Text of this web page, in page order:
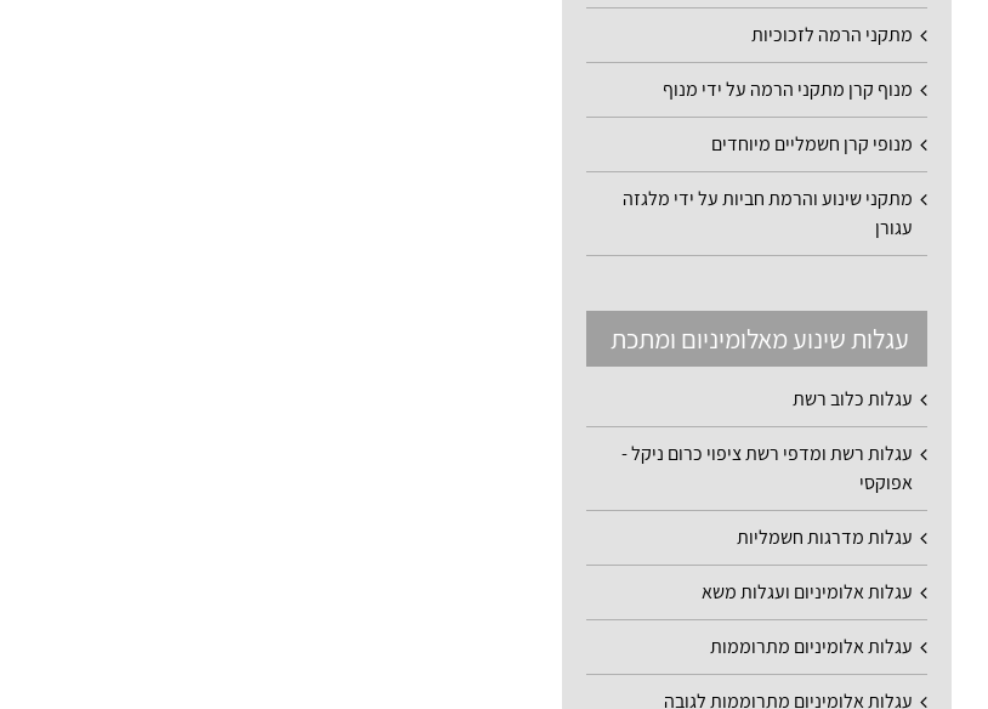
מתקני הרמה לזכוכיות
מנוף קרן מתקני הרמה על ידי מנוף
מנופי קרן חשמליים מיוחדים
מתקני שינוע והרמת חביות על ידי מלגזה
עגורן
עגלות שינוע מאלומיניום ומתכת
עגלות כלוב רשת
עגלות רשת ומדפי רשת ציפוי כרום ניקל -
אפוקסי
עגלות מדרגות חשמליות
עגלות אלומיניום ועגלות משא
עגלות אלומיניום מתרוממות
עגלות אלומיניום מתרוממות לגובה